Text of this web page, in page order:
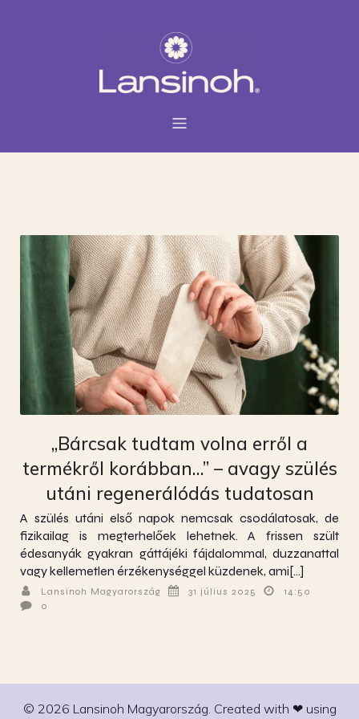
„Bárcsak tudtam volna erről a
termékről korábban…” – avagy szülés
utáni regenerálódás tudatosan
A szülés utáni első napok nemcsak csodálatosak, de
fizikailag is megterhelőek lehetnek. A frissen szült
édesanyák gyakran gáttájéki fájdalommal, duzzanattal
vagy kellemetlen érzékenységgel küzdenek, ami[…]
Lansinoh Magyarország 31 július 2025
14:50
0
© 2026 Lansinoh Magyarország. Created with ❤ using